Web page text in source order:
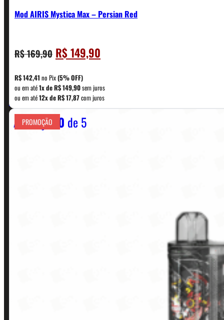
Mod AIRIS Mystica Max – Persian Red
R$169,90 O
preço
original
era:
R$ 169,90.
R$149,90
preço
é:
R$ 149,90.
R$142,41 no Pix(5% OFF)
ou em até1x deR$149,90sem juros
ou em até12x deR$17,87com juros
Avaliação 0 de 5
PROMOÇÃO
CONTATO
WhatsApp: (11) 5229-0120